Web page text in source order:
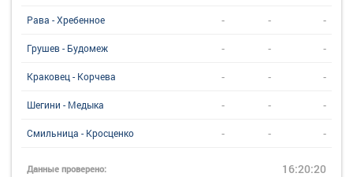
Рава - Хребенное - - -
Грушев - Будомеж - - -
Краковец - Корчева - - -
Шегини - Медыка - - -
Смильница - Кросценко - - -
Данные проверено: 16:20:20